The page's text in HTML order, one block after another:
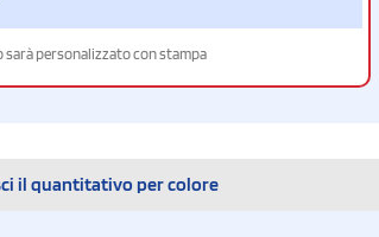
personalizzato con stampa
il quantitativo per colore